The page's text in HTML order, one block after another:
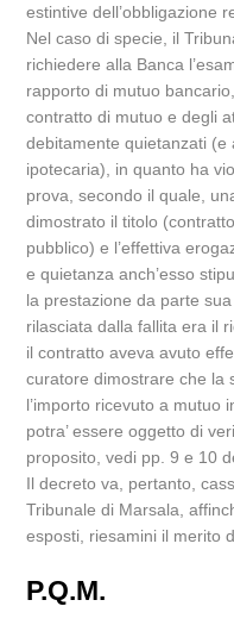
estintive dell’obbligazione
Nel caso di specie, il
richiedere alla Banca
rapporto di mutuo
contratto di mutuo e degli
debitamente quietanzati (e
ipotecaria), in quanto ha
prova, secondo il quale,
dimostrato il titolo
pubblico) e l’effettiva
e quietanza anch’esso
la prestazione da parte
rilasciata dalla fallita era il
il contratto aveva avuto
curatore dimostrare che la
l’importo ricevuto a mutuo
potra’ essere oggetto di
proposito, vedi pp. 9 e 10
Il decreto va, pertanto,
Tribunale di Marsala,
esposti, riesamini il merito
P.Q.M.